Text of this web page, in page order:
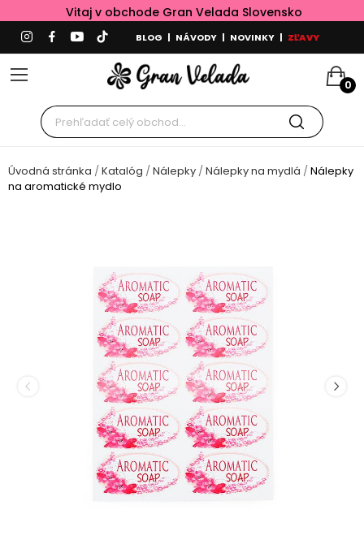
Vitaj v obchode Gran Velada Slovensko
BLOG | NÁVODY | NOVINKY | ZĽAVY
0
Úvodná stránka Katalóg Nálepky Nálepky na mydlá
Nálepky
na aromatické mydlo